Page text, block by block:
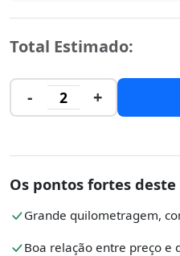
Total Estimado:
- 2 +
Os pontos fortes
Grande quilometragem,
Boa relação entre preço e